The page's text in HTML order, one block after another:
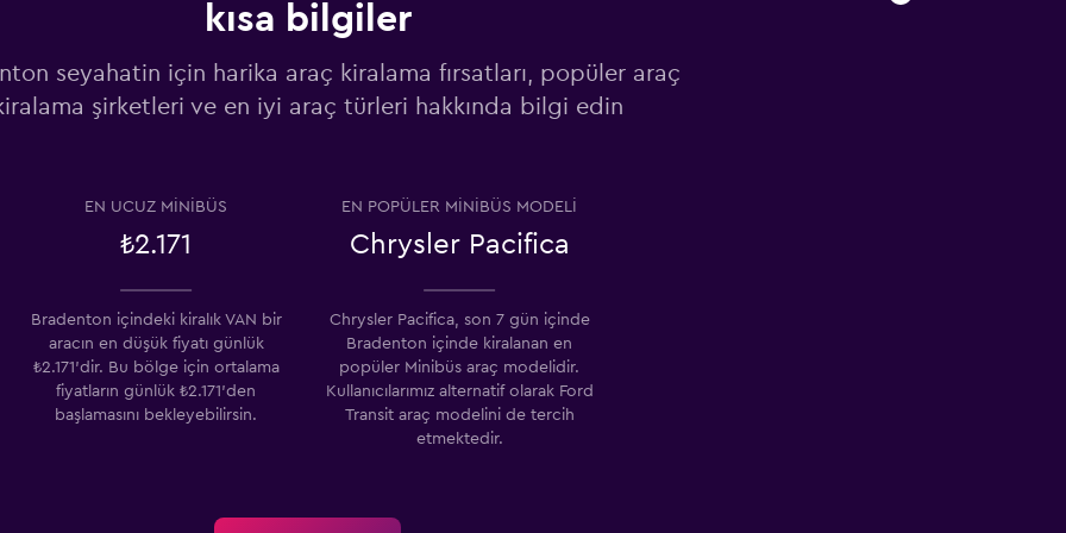
Fiyatlara göz atkısa bilgiler
seyahatin için harika araç kiralama fırsatları, popüler araç
şirketleri ve en iyi araç türleri hakkında bilgi edin
EN UCUZ MINIBÜS
₺2.171
EN POPÜLER MINIBÜS MODELI
Chrysler Pacifica
Bradenton içindeki kiralık VAN bir
aracın en düşük fiyatı günlük
₺2.171'dir. Bu bölge için ortalama
fiyatların günlük ₺2.171'den
başlamasını bekleyebilirsin.
Chrysler Pacifica, son 7 gün içinde
Bradenton içinde kiralanan en
popüler Minibüs araç modelidir.
Kullanıcılarımız alternatif olarak Ford
Transit araç modelini de tercih
etmektedir.